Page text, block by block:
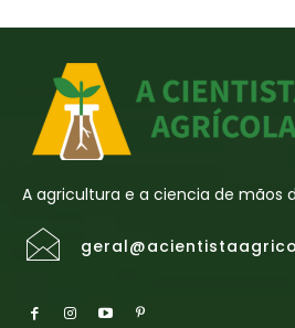
A agricultura e a ciencia de mãos